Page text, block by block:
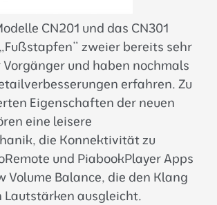
CN201 und das CN301
zweier bereits sehr
und haben nochmals
erfahren. Zu
Eigenschaften der neuen
eine leisere
die Konnektivität zu
und PiabookPlayer Apps
Volume Balance, die den Klang
Lautstärken ausgleicht.